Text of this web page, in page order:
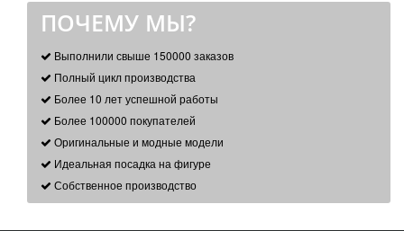
ПОЧЕМУ МЫ?
Выполнили свыше 150000 заказов
Полный цикл производства
Более 10 лет успешной работы
Более 100000 покупателей
Оригинальные и модные модели
Идеальная посадка на фигуре
Собственное производство